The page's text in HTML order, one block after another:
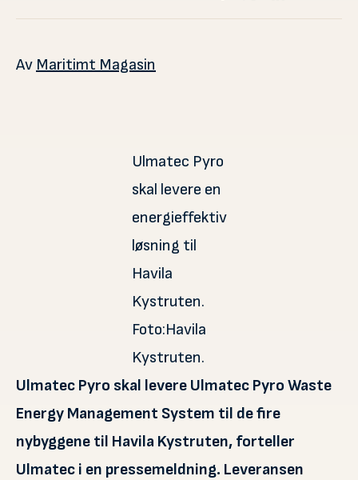
Av Maritimt Magasin
Ulmatec Pyro
skal levere en
energieffektiv
løsning til
Havila
Kystruten.
Foto:Havila
Kystruten.
Ulmatec Pyro skal levere Ulmatec Pyro Waste
Energy Management System til de fire
nybyggene til Havila Kystruten, forteller
Ulmatec i en pressemeldning. Leveransen